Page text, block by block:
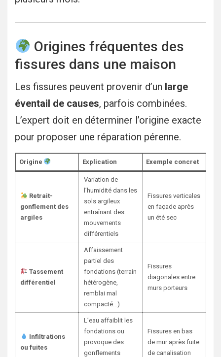
Origines fréquentes des
fissures dans une maison
Les fissures peuvent provenir d’un large
éventail de causes, parfois combinées.
L’expert doit en déterminer l’origine exacte
pour proposer une réparation pérenne.
Origine Explication Exemple concret
Retrait-
gonflement des
argiles
Variation de
l’humidité dans les
sols argileux
entraînant des
mouvements
différentiels
Fissures verticales
en façade après
un été sec
Tassement
différentiel
Affaissement
partiel des
fondations (terrain
hétérogène,
remblai mal
compacté…)
Fissures
diagonales entre
murs porteurs
Infiltrations
ou fuites
L’eau affaiblit les
fondations ou
provoque des
gonflements
Fissures en bas
de mur après fuite
de canalisation